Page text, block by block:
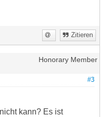
Zitieren
Honorary Member
#3
kann? Es ist